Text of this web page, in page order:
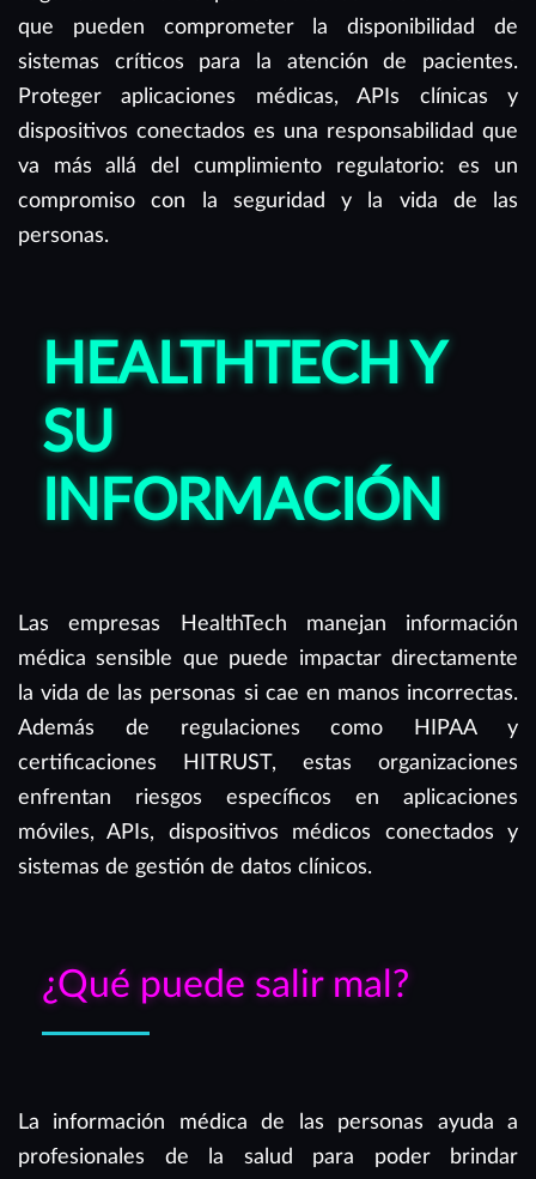
que pueden comprometer la disponibilidad de
sistemas críticos para la atención de pacientes.
Proteger aplicaciones médicas, APIs clínicas y
dispositivos conectados es una responsabilidad que
va más allá del cumplimiento regulatorio: es un
compromiso con la seguridad y la vida de las
personas.
HEALTHTECH Y
SU
INFORMACIÓN
Las empresas HealthTech manejan información
médica sensible que puede impactar directamente
la vida de las personas si cae en manos incorrectas.
Además de regulaciones como HIPAA y
certificaciones HITRUST, estas organizaciones
enfrentan riesgos específicos en aplicaciones
móviles, APIs, dispositivos médicos conectados y
sistemas de gestión de datos clínicos.
¿Qué puede salir mal?
La información médica de las personas ayuda a
profesionales de la salud para poder brindar